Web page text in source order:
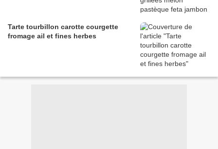
Tarte tourbillon carotte courgette
fromage ail et fines herbes